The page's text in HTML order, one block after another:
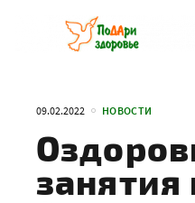
содержанию
09.02.2022 НОВОСТИ
занятия